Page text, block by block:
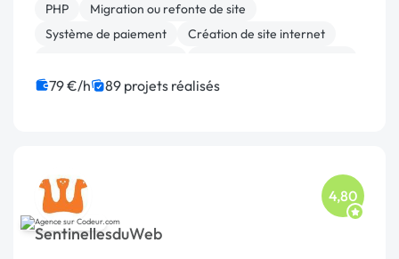
PHP
Migration ou refonte de site
Système de paiement
Création de site internet
JavaScript
SEO / GEO Linux
79 €/h 89 projets réalisés
SentinellesduWeb
4,80